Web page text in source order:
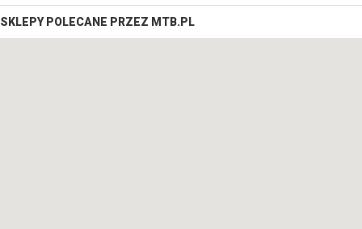
SKLEPY POLECANE PRZEZ MTB.PL